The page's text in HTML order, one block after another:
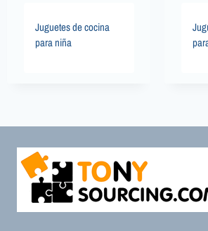
Juguetes de cocina
para niña